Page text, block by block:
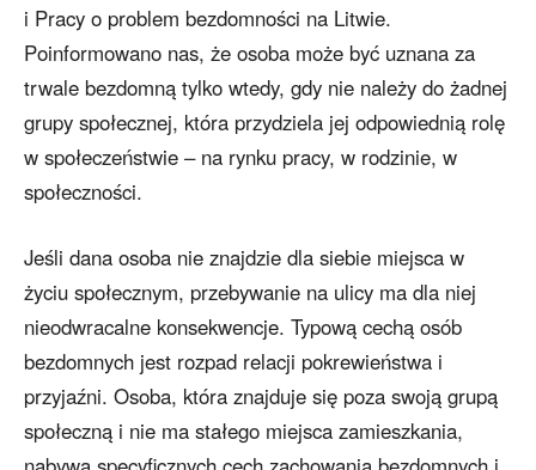
i Pracy o problem bezdomności na Litwie.
Poinformowano nas, że osoba może być uznana za
trwale bezdomną tylko wtedy, gdy nie należy do żadnej
grupy społecznej, która przydziela jej odpowiednią rolę
w społeczeństwie – na rynku pracy, w rodzinie, w
społeczności.
Jeśli dana osoba nie znajdzie dla siebie miejsca w
życiu społecznym, przebywanie na ulicy ma dla niej
nieodwracalne konsekwencje. Typową cechą osób
bezdomnych jest rozpad relacji pokrewieństwa i
przyjaźni. Osoba, która znajduje się poza swoją grupą
społeczną i nie ma stałego miejsca zamieszkania,